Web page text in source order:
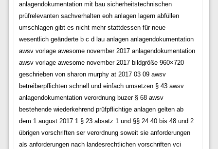
anlagendokumentation mit bau sicherheitstechnischen
prüfrelevanten sachverhalten eoh anlagen lagern abfüllen
umschlagen gibt es nicht mehr stattdessen für neue
wesentlich geänderte b c d lau anlagen anlagendokumentation
awsv vorlage awesome november 2017 anlagendokumentation
awsv vorlage awesome november 2017 bildgröße 960×720
geschrieben von sharon murphy at 2017 03 09 awsv
betreiberpflichten schnell und einfach umsetzen § 43 awsv
anlagendokumentation verordnung buzer § 68 awsv
bestehende wiederkehrend prüfpflichtige anlagen gelten ab
dem 1 august 2017 1 § 23 absatz 1 und §§ 24 40 bis 48 und 2
übrigen vorschriften ser verordnung soweit sie anforderungen
als anforderungen nach landesrechtlichen vorschriften vci